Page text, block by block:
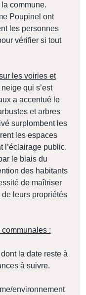
commune.
Poupinel ont
les personnes
vérifier si tout
les voiries et
neige qui s’est
a accentué le
et arbres
surplombent les
les espaces
l’éclairage public.
le biais du
des habitants
de maîtriser
leurs propriétés
:
la date reste à
à suivre.
environnement